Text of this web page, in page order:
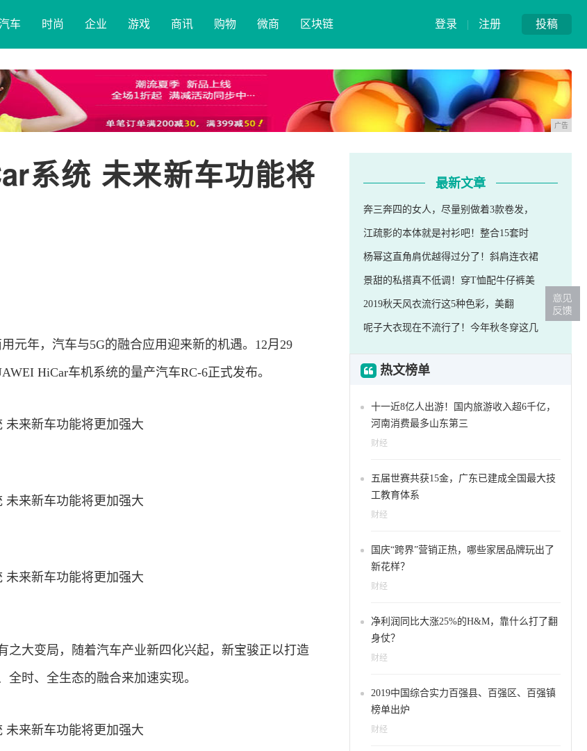
投稿
登录 | 注册
车 时尚 企业 游戏 商讯 购物 微商 区块链
广告
系统 未来新车功能将
元年，汽车与5G的融合应用迎来新的机遇。12月29
HiCar车机系统的量产汽车RC-6正式发布。
之大变局，随着汽车产业新四化兴起，新宝骏正以打造
时、全生态的融合来加速实现。
最新文章
奔三奔四的女人，尽量别做着3款卷发，
江疏影的本体就是衬衫吧！整合15套时
杨幂这直角肩优越得过分了！斜肩连衣裙
景甜的私搭真不低调！穿T恤配牛仔裤美
2019秋天风衣流行这5种色彩，美翻
呢子大衣现在不流行了！今年秋冬穿这几
热文榜单
十一近8亿人出游！国内旅游收入超6千亿，
河南消费最多山东第三
财经
五届世赛共获15金，广东已建成全国最大技
工教育体系
财经
国庆“跨界”营销正热，哪些家居品牌玩出了
新花样？
财经
净利润同比大涨25%的H&M，靠什么打了翻
身仗？
财经
2019中国综合实力百强县、百强区、百强镇
榜单出炉
财经